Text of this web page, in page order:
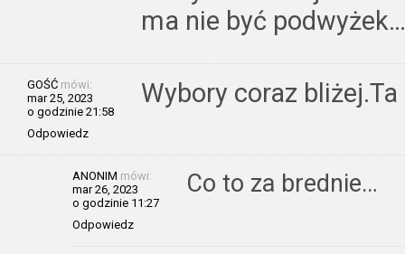
ma nie być podwyżek…
GOŚĆ mówi:
mar 25, 2023
o godzinie 21:58
Odpowiedz
Wybory coraz
ANONIM mówi:
mar 26, 2023
o godzinie 11:27
Odpowiedz
Co to za brednie…